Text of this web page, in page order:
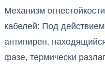
Механизм
кабелей: Под
антипирен,
фазе, термически